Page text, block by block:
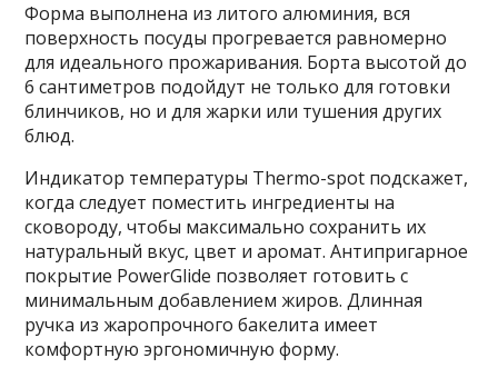
Форма выполнена из литого алюминия, вся
поверхность посуды прогревается равномерно
для идеального прожаривания. Борта высотой до
6 сантиметров подойдут не только для готовки
блинчиков, но и для жарки или тушения других
блюд.
Индикатор температуры Thermo-spot подскажет,
когда следует поместить ингредиенты на
сковороду, чтобы максимально сохранить их
натуральный вкус, цвет и аромат. Антипригарное
покрытие PowerGlide позволяет готовить с
минимальным добавлением жиров. Длинная
ручка из жаропрочного бакелита имеет
комфортную эргономичную форму.